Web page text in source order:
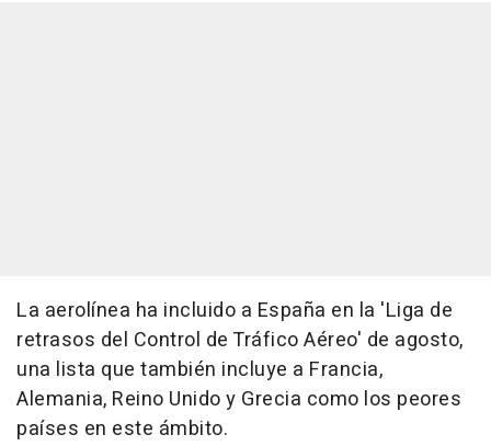
La aerolínea ha incluido a España en la 'Liga de
retrasos del Control de Tráfico Aéreo' de agosto,
una lista que también incluye a Francia,
Alemania, Reino Unido y Grecia como los peores
países en este ámbito.